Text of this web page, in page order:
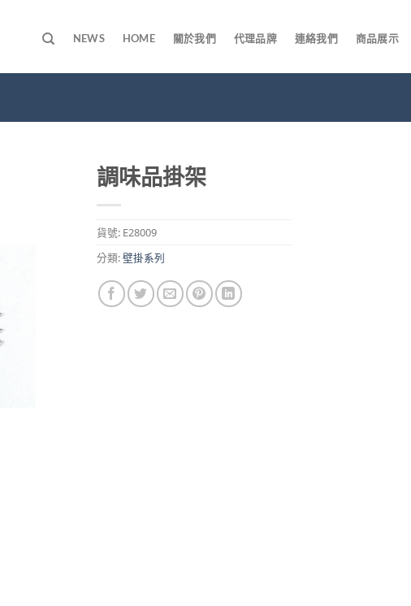
NEWS HOME 關於我們 代理品牌 連絡我們 商品展示
調味品掛架
貨號: E28009
分類:壁掛系列